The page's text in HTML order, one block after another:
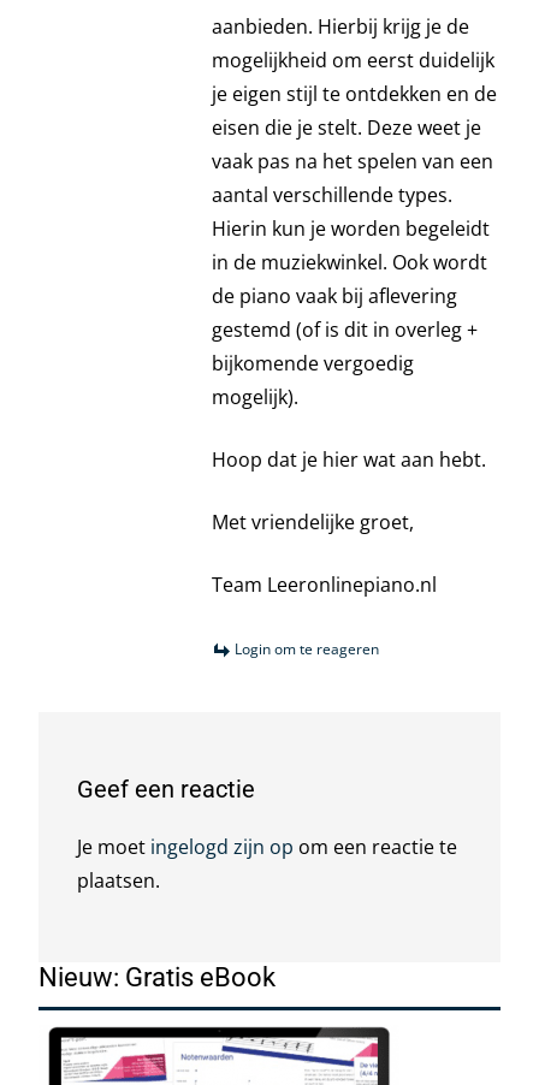
aanbieden. Hierbij krijg je de
mogelijkheid om eerst duidelijk
je eigen stijl te ontdekken en de
eisen die je stelt. Deze weet je
vaak pas na het spelen van een
aantal verschillende types.
Hierin kun je worden begeleidt
in de muziekwinkel. Ook wordt
de piano vaak bij aflevering
gestemd (of is dit in overleg +
bijkomende vergoedig
mogelijk).
Hoop dat je hier wat aan hebt.
Met vriendelijke groet,
Team Leeronlinepiano.nl
Login om te reageren
Geef een reactie
Je moet ingelogd zijn op om een reactie te
plaatsen.
Nieuw: Gratis eBook